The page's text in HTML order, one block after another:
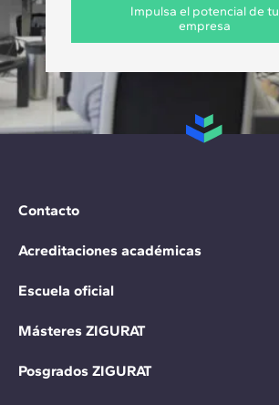
Impulsa el potencial de tu
empresa
Contacto
Acreditaciones académicas
Escuela oficial
Másteres ZIGURAT
Posgrados ZIGURAT